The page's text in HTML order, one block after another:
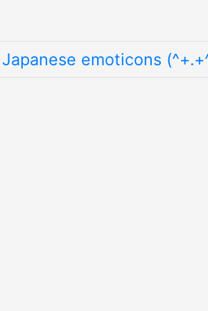
emoticons